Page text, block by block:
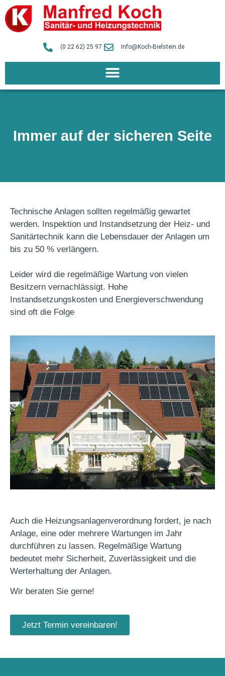
(0 22 62) 25 97 Info@Koch-Bielstein.de
Immer auf der sicheren Seite
Technische Anlagen sollten regelmäßig gewartet
werden. Inspektion und Instandsetzung der Heiz- und
Sanitärtechnik kann die Lebensdauer der Anlagen um
bis zu 50 % verlängern.
Leider wird die regelmäßige Wartung von vielen
Besitzern vernachlässigt. Hohe
Instandsetzungskosten und Energieverschwendung
sind oft die Folge
Auch die Heizungsanlagenverordnung fordert, je nach
Anlage, eine oder mehrere Wartungen im Jahr
durchführen zu lassen. Regelmäßige Wartung
bedeutet mehr Sicherheit, Zuverlässigkeit und die
Werterhaltung der Anlagen.
Wir beraten Sie gerne!
Jetzt Termin vereinbaren!